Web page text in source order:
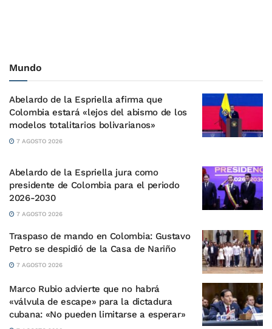
Mundo
Abelardo de la Espriella afirma que
Colombia estará «lejos del abismo de los
modelos totalitarios bolivarianos»
7 AGOSTO 2026
Abelardo de la Espriella jura como
presidente de Colombia para el periodo
2026-2030
7 AGOSTO 2026
Traspaso de mando en Colombia: Gustavo
Petro se despidió de la Casa de Nariño
7 AGOSTO 2026
Marco Rubio advierte que no habrá
«válvula de escape» para la dictadura
cubana: «No pueden limitarse a esperar»